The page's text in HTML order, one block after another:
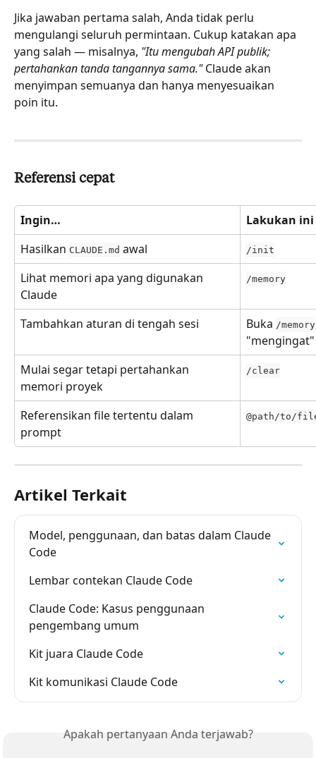
Jika jawaban pertama salah, Anda tidak perlu
mengulangi seluruh permintaan. Cukup katakan apa
yang salah — misalnya, "Itu mengubah API publik;
pertahankan tanda tangannya sama." Claude akan
menyimpan semuanya dan hanya menyesuaikan
poin itu.
Referensi cepat
Ingin…
Lakukan ini
Hasilkan CLAUDE.md awal /init
Lihat memori apa yang digunakan
Claude
/memory
Tambahkan aturan di tengah sesi Buka /memory
Mulai segar tetapi pertahankan
memori proyek
/clear
Referensikan file tertentu dalam
prompt
@path/to/
Artikel Terkait
Model, penggunaan, dan batas dalam Claude
Code
Lembar contekan Claude Code
Claude Code: Kasus penggunaan
pengembang umum
Kit juara Claude Code
Kit komunikasi Claude Code
Apakah pertanyaan Anda terjawab?